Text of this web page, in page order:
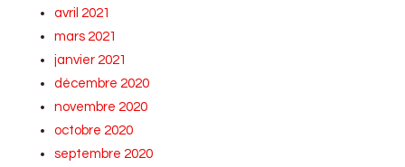
avril 2021
mars 2021
janvier 2021
décembre 2020
novembre 2020
octobre 2020
septembre 2020